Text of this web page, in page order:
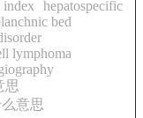
index
hepatospecific
bed
lymphoma
思
意思